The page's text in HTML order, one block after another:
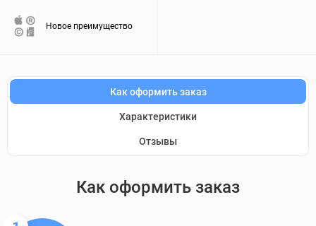
Новое преимущество
Как оформить заказ
Характеристики
Отзывы
Как оформить заказ